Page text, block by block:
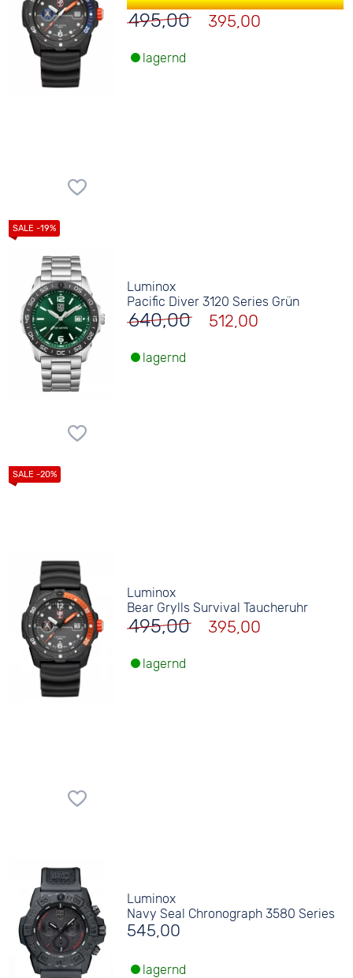
495,00 395,00
lagernd
Luminox
Pacific Diver 3120 Series Grün
640,00 512,00
lagernd
Luminox
Bear Grylls Survival Taucheruhr
495,00 395,00
lagernd
Luminox
Navy Seal Chronograph 3580 Series
545,00
lagernd